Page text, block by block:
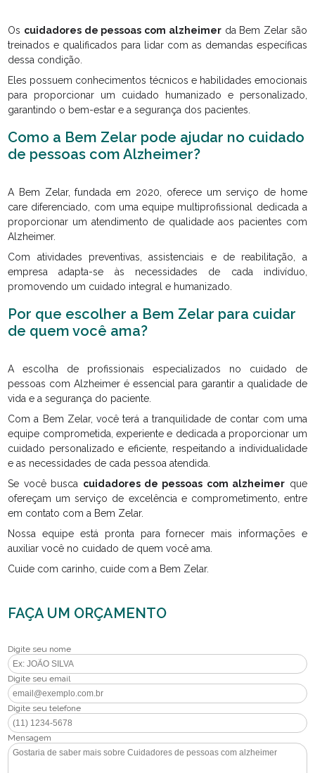
Os cuidadores de pessoas com alzheimerda Bem Zelar são
treinados e qualificados para lidar com as demandas específicas
dessa condição.
Eles possuem conhecimentos técnicos e habilidades emocionais
para proporcionar um cuidado humanizado e personalizado,
garantindo o bem-estar e a segurança dos pacientes.
Como a Bem Zelar pode ajudar no cuidado
de pessoas com Alzheimer?
A Bem Zelar, fundada em 2020, oferece um serviço de home
care diferenciado, com uma equipe multiprofissional dedicada a
proporcionar um atendimento de qualidade aos pacientes com
Alzheimer.
Com atividades preventivas, assistenciais e de reabilitação, a
empresa adapta-se às necessidades de cada indivíduo,
promovendo um cuidado integral e humanizado.
Por que escolher a Bem Zelar para cuidar
de quem você ama?
A escolha de profissionais especializados no cuidado de
pessoas com Alzheimer é essencial para garantir a qualidade de
vida e a segurança do paciente.
Com a Bem Zelar, você terá a tranquilidade de contar com uma
equipe comprometida, experiente e dedicada a proporcionar um
cuidado personalizado e eficiente, respeitando a individualidade
e as necessidades de cada pessoa atendida.
Se você busca cuidadores de pessoas com alzheimer que
ofereçam um serviço de excelência e comprometimento, entre
em contato com a Bem Zelar.
Nossa equipe está pronta para fornecer mais informações e
auxiliar você no cuidado de quem você ama.
Cuide com carinho, cuide com a Bem Zelar.
FAÇA UM ORÇAMENTO
Digite seu nome
Digite seu email
Digite seu telefone
Mensagem